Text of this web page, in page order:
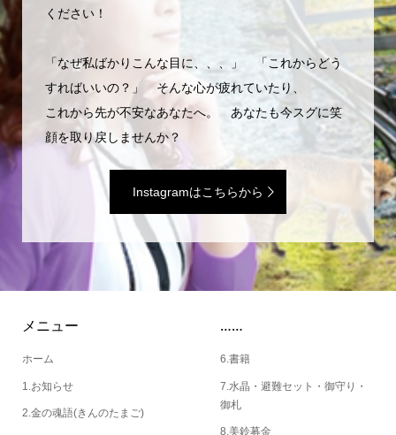
ください！
「なぜ私ばかりこんな目に、、、」 「これからどう
すればいいの？」 そんな心が疲れていたり、
これから先が不安なあなたへ。 あなたも今スグに笑
顔を取り戻しませんか？
Instagramはこちらから
メニュー
ホーム
1.お知らせ
2.金の魂語(きんのたまご)
……
6.書籍
7.水晶・避難セット・御守り・
御札
8.美鈴募金